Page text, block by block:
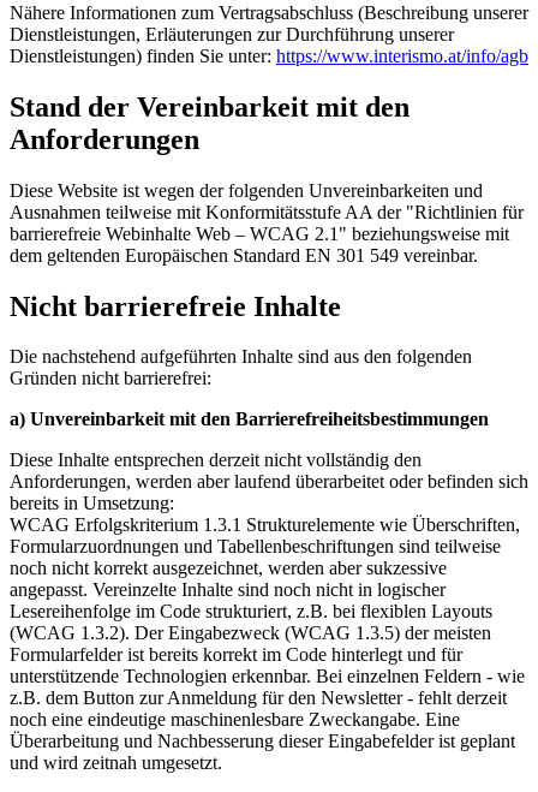
Nähere Informationen zum Vertragsabschluss (Beschreibung unserer
Dienstleistungen, Erläuterungen zur Durchführung unserer
Dienstleistungen) finden Sie unter: https://www.interismo.at/info/agb
Stand der Vereinbarkeit mit den
Anforderungen
Diese Website ist wegen der folgenden Unvereinbarkeiten und
Ausnahmen teilweise mit Konformitätsstufe AA der "Richtlinien für
barrierefreie Webinhalte Web – WCAG 2.1" beziehungsweise mit
dem geltenden Europäischen Standard EN 301 549 vereinbar.
Nicht barrierefreie Inhalte
Die nachstehend aufgeführten Inhalte sind aus den folgenden
Gründen nicht barrierefrei:
a) Unvereinbarkeit mit den Barrierefreiheitsbestimmungen
Diese Inhalte entsprechen derzeit nicht vollständig den
Anforderungen, werden aber laufend überarbeitet oder befinden sich
bereits in Umsetzung:
WCAG Erfolgskriterium 1.3.1 Strukturelemente wie Überschriften,
Formularzuordnungen und Tabellenbeschriftungen sind teilweise
noch nicht korrekt ausgezeichnet, werden aber sukzessive
angepasst. Vereinzelte Inhalte sind noch nicht in logischer
Lesereihenfolge im Code strukturiert, z.B. bei flexiblen Layouts
(WCAG 1.3.2). Der Eingabezweck (WCAG 1.3.5) der meisten
Formularfelder ist bereits korrekt im Code hinterlegt und für
unterstützende Technologien erkennbar. Bei einzelnen Feldern - wie
z.B. dem Button zur Anmeldung für den Newsletter - fehlt derzeit
noch eine eindeutige maschinenlesbare Zweckangabe. Eine
Überarbeitung und Nachbesserung dieser Eingabefelder ist geplant
und wird zeitnah umgesetzt.